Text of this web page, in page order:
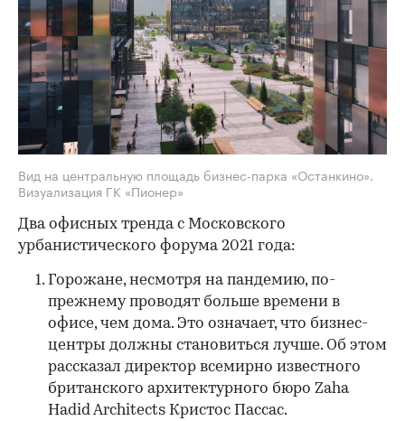
Вид на центральную площадь бизнес-парка «Останкино».
Визуализация ГК «Пионер»
Два офисных тренда с Московского
урбанистического форума 2021 года:
Горожане, несмотря на пандемию, по-
прежнему проводят больше времени в
офисе, чем дома. Это означает, что бизнес-
центры должны становиться лучше. Об этом
рассказал директор всемирно известного
британского архитектурного бюро Zaha
Hadid Architects Кристос Пассас.